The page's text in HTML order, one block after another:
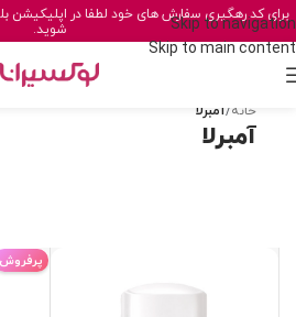
Skip to navigation
Skip to main content
برای کد رهگیری سفارش های خود لطفا در اپلیکیشن
شوید.
خانه/آمبرلا
آمبرلا
پرفروش